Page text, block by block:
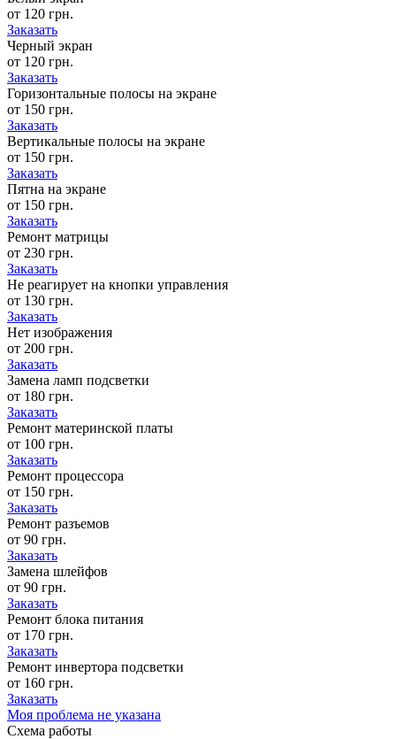
от 120 грн.
Заказать
Черный экран
от 120 грн.
Заказать
Горизонтальные полосы на экране
от 150 грн.
Заказать
Вертикальные полосы на экране
от 150 грн.
Заказать
Пятна на экране
от 150 грн.
Заказать
Ремонт матрицы
от 230 грн.
Заказать
Не реагирует на кнопки управления
от 130 грн.
Заказать
Нет изображения
от 200 грн.
Заказать
Замена ламп подсветки
от 180 грн.
Заказать
Ремонт материнской платы
от 100 грн.
Заказать
Ремонт процессора
от 150 грн.
Заказать
Ремонт разъемов
от 90 грн.
Заказать
Замена шлейфов
от 90 грн.
Заказать
Ремонт блока питания
от 170 грн.
Заказать
Ремонт инвертора подсветки
от 160 грн.
Заказать
Моя проблема не указана
Схема работы